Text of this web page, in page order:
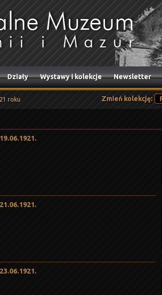
Działy Wystawy i kolekcje Newsletter
roku Zmień kolekcję: